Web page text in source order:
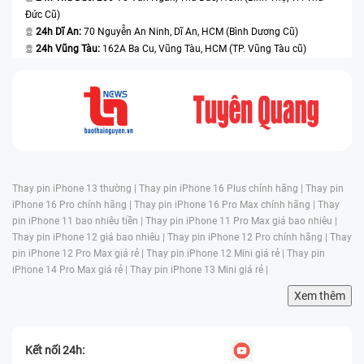
Đức Cũ)
24h Dĩ An: 70 Nguyễn An Ninh, Dĩ An, HCM (Bình Dương Cũ)
24h Vũng Tàu: 162A Ba Cu, Vũng Tàu, HCM (TP. Vũng Tàu cũ)
Thay pin iPhone 13 thường | Thay pin iPhone 16 Plus chính hãng | Thay pin
iPhone 16 Pro chính hãng | Thay pin iPhone 16 Pro Max chính hãng | Thay
pin iPhone 11 bao nhiêu tiền | Thay pin iPhone 11 Pro Max giá bao nhiêu |
Thay pin iPhone 12 giá bao nhiêu | Thay pin iPhone 12 Pro chính hãng | Thay
pin iPhone 12 Pro Max giá rẻ | Thay pin iPhone 12 Mini giá rẻ | Thay pin
iPhone 14 Pro Max giá rẻ | Thay pin iPhone 13 Mini giá rẻ |
Xem thêm
Kết nối 24h: